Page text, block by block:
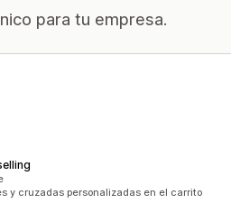
para tu empresa.
y cruzadas personalizadas en el carrito